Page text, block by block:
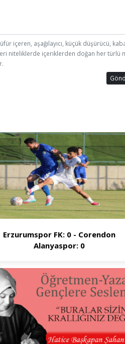
içeren, aşağılayıcı, küçük düşürücü,
niteliklerde içeriklerden doğan her türlü
Erzurumspor FK: 0 - Corendon
Alanyaspor: 0